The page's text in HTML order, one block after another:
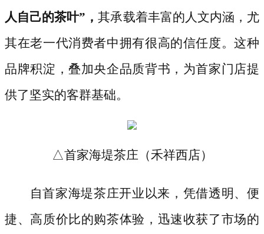
人自己的茶叶”，其承载着丰富的人文内涵，尤
其在老一代消费者中拥有很高的信任度。这种
品牌积淀，叠加央企品质背书，为首家门店提
供了坚实的客群基础。
△首家海堤茶庄（禾祥西店）
自首家海堤茶庄开业以来，凭借透明、便
捷、高质价比的购茶体验，迅速收获了市场的